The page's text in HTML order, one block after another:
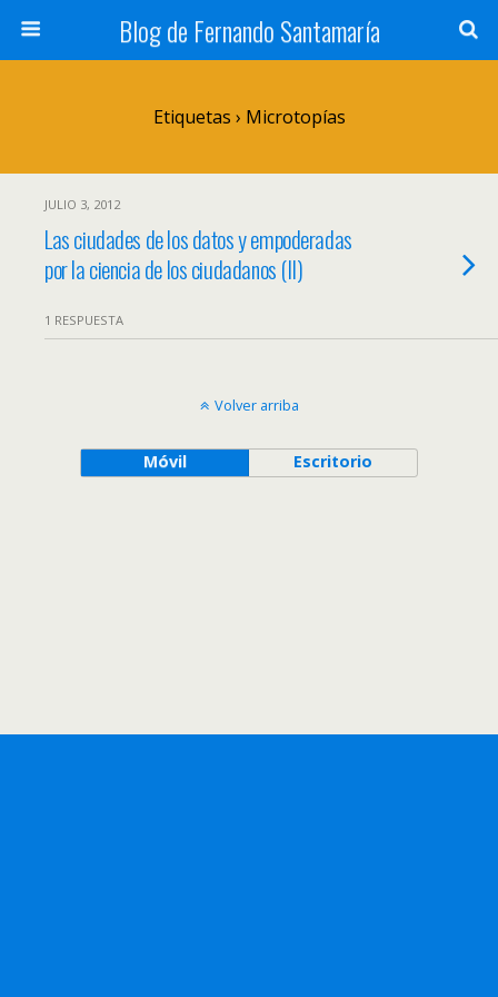
Blog de Fernando Santamaría
Etiquetas › Microtopías
JULIO 3, 2012
Las ciudades de los datos y empoderadas
por la ciencia de los ciudadanos (II)
1 RESPUESTA
Volver arriba
Móvil Escritorio